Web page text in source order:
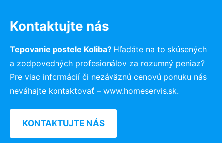
Kontaktujte nás
Tepovanie postele Koliba? Hľadáte na to skúsených
a zodpovedných profesionálov za rozumný peniaz?
Pre viac informácií či nezáväznú cenovú ponuku nás
neváhajte kontaktovať – www.homeservis.sk.
KONTAKTUJTE NÁS